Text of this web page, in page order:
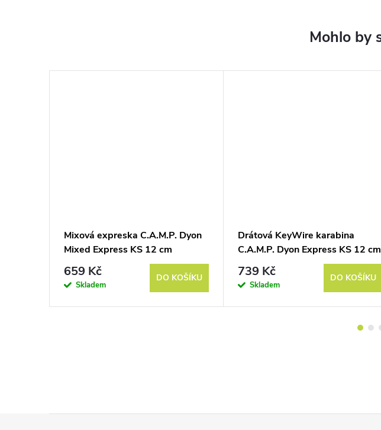
Mixová expreska C.A.M.P. Dyon
Mixed Express KS 12 cm
659 Kč
Skladem
DO KOŠÍKU
Drátová KeyWire karabina
C.A.M.P. Dyon Express KS 12 cm
739 Kč
Skladem
DO KOŠÍKU